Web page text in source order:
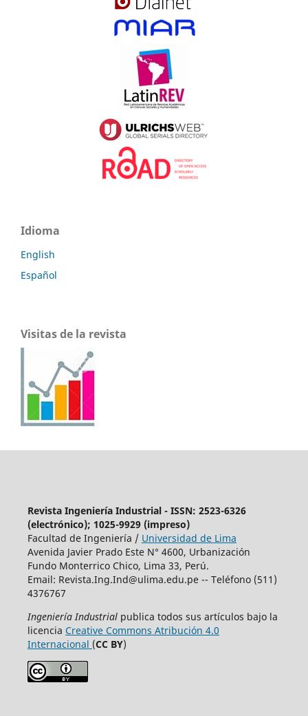
Idioma
English
Español
Visitas de la revista
Revista Ingeniería Industrial - ISSN: 2523-6326
(electrónico); 1025-9929 (impreso)
Facultad de Ingeniería / Universidad de Lima
Avenida Javier Prado Este N° 4600, Urbanización
Fundo Monterrico Chico, Lima 33, Perú.
Email: Revista.Ing.Ind@ulima.edu.pe-- Teléfono (511)
4376767
Ingeniería Industrial publica todos sus artículos bajo la
licencia Creative Commons Atribución 4.0
Internacional (CC BY)